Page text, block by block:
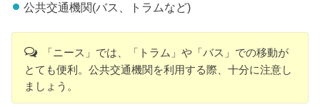
公共交通機関(バス、トラムなど)
「ニース」では、「トラム」や「バス」での移動が
とても便利。公共交通機関を利用する際、十分に注意し
ましょう。